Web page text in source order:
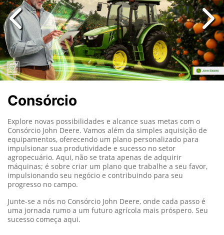
templates.template-
Consórcio
Explore novas possibilidades e alcance suas metas com o
Consórcio John Deere. Vamos além da simples aquisição de
equipamentos, oferecendo um plano personalizado para
impulsionar sua produtividade e sucesso no setor
agropecuário. Aqui, não se trata apenas de adquirir
máquinas; é sobre criar um plano que trabalhe a seu favor,
impulsionando seu negócio e contribuindo para seu
progresso no campo.
Junte-se a nós no Consórcio John Deere, onde cada passo é
uma jornada rumo a um futuro agrícola mais próspero. Seu
sucesso começa aqui.